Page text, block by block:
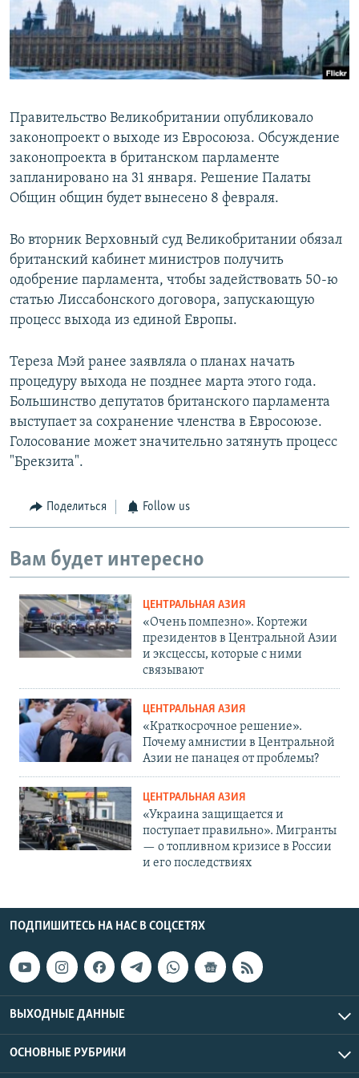
Правительство Великобритании опубликовало
законопроект о выходе из Евросоюза. Обсуждение
законопроекта в британском парламенте
запланировано на 31 января. Решение Палаты
Общин общин будет вынесено 8 февраля.
Во вторник Верховный суд Великобритании обязал
британский кабинет министров получить
одобрение парламента, чтобы задействовать 50-ю
статью Лиссабонского договора, запускающую
процесс выхода из единой Европы.
Тереза Мэй ранее заявляла о планах начать
процедуру выхода не позднее марта этого года.
Большинство депутатов британского парламента
выступает за сохранение членства в Евросоюзе.
Голосование может значительно затянуть процесс
"Брекзита".
Поделиться Follow us
Вам будет интересно
ЦЕНТРАЛЬНАЯ АЗИЯ
«Очень помпезно». Кортежи
президентов в Центральной Азии
и эксцессы, которые с ними
связывают
ЦЕНТРАЛЬНАЯ АЗИЯ
«Краткосрочное решение».
Почему амнистии в Центральной
Азии не панацея от проблемы?
ЦЕНТРАЛЬНАЯ АЗИЯ
«Украина защищается и
поступает правильно». Мигранты
— о топливном кризисе в России
и его последствиях
ПОДПИШИТЕСЬ НА НАС В СОЦСЕТЯХ
ВЫХОДНЫЕ ДАННЫЕ
ОСНОВНЫЕ РУБРИКИ